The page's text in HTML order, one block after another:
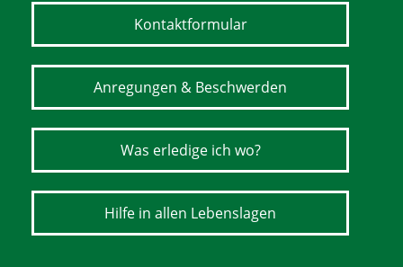
Kontaktformular
Anregungen & Beschwerden
Was erledige ich wo?
Hilfe in allen Lebenslagen